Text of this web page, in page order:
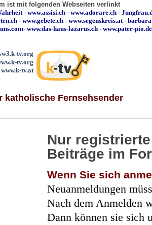
ist mit folgenden Webseiten verlinkt
- www.assisi.ch - www.adorare.ch -
- www.gebete.ch - www.segenskreis.at-
- www.das-haus-lazarus.ch - www.pater-pio.de
tv.org
tv.org
www.k-tv.at
katholische Fernsehsender
Nur
Beiträge im
Wenn Sie sich
Neuanmeldungen
Nach dem Anmelden
Dann können sie sich